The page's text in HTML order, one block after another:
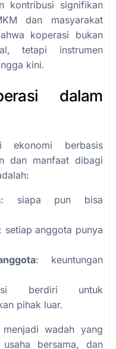
kontribusi signifikan
dan masyarakat
koperasi bukan
tetapi instrumen
kini.
dalam
ekonomi berbasis
dan manfaat dibagi
: siapa pun bisa
setiap anggota punya
: keuntungan
berdiri untuk
pihak luar.
wadah yang
bersama, dan